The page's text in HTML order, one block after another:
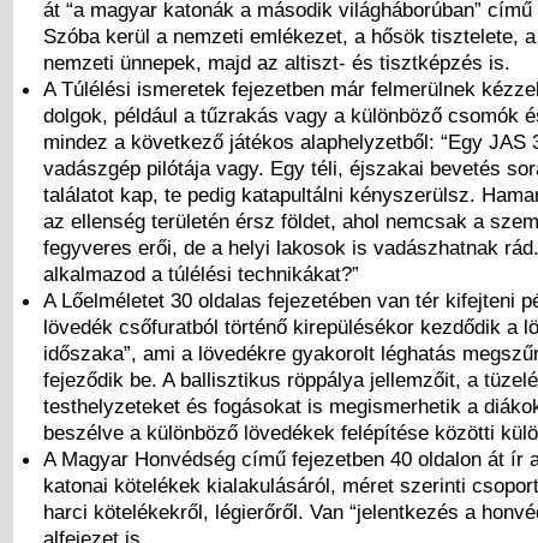
át “a magyar katonák a második világháborúban”
Szóba kerül a nemzeti emlékezet, a hősök tisztelete,
nemzeti ünnepek, majd az altiszt- és tisztképzés is.
A Túlélési ismeretek fejezetben már felmerülnek
dolgok, például a tűzrakás vagy a különböző csomók
mindez a következő játékos alaphelyzetből: “Egy JAS
vadászgép pilótája vagy. Egy téli, éjszakai bevetés
találatot kap, te pedig katapultálni kényszerülsz.
az ellenség területén érsz földet, ahol nemcsak a
fegyveres erői, de a helyi lakosok is vadászhatnak
alkalmazod a túlélési technikákat?”
A Lőelméletet 30 oldalas fejezetében van tér kifejteni
lövedék csőfuratból történő kirepülésékor kezdődik a
időszaka”, ami a lövedékre gyakorolt léghatás
fejeződik be. A ballisztikus röppálya jellemzőit, a
testhelyzeteket és fogásokat is megismerhetik a
beszélve a különböző lövedékek felépítése közötti
A Magyar Honvédség című fejezetben 40 oldalon át ír
katonai kötelékek kialakulásáról, méret szerinti
harci kötelékekről, légierőről. Van “jelentkezés a
alfejezet is.